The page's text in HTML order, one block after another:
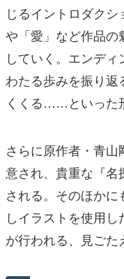
じるイントロダクシ
や「愛」など作品の
していく。エンデ
わたる歩みを振り
くくる……といった
さらに原作者・青
意され、貴重な『名
される。そのほか
しイラストを使用
が行われる、見ごた